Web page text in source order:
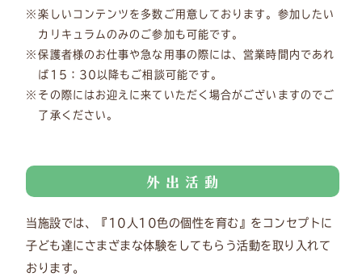
楽しいコンテンツを多数ご用意しております。参加したい
カリキュラムのみのご参加も可能です。
保護者様のお仕事や急な用事の際には、営業時間内であれ
ば15：30以降もご相談可能です。
その際にはお迎えに来ていただく場合がございますのでご
了承ください。
外 出 活 動
当施設では、『10人10色の個性を育む』をコンセプトに
子ども達にさまざまな体験をしてもらう活動を取り入れて
おります。